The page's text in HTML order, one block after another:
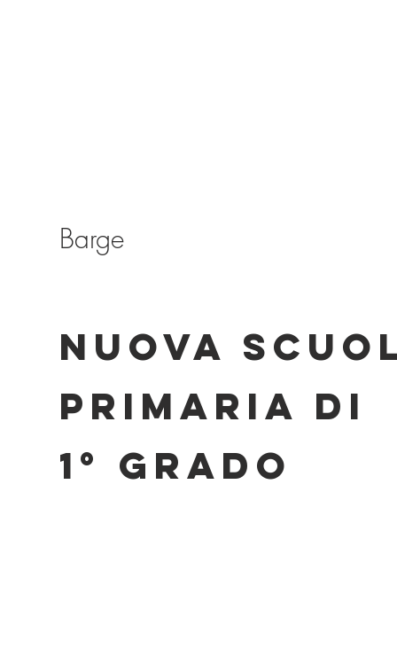
Barge
NUOVA
PRIMARIA DI
1° GRADO